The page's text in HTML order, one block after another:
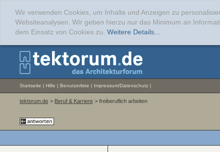
Wir verwenden Cookies, um Inhalte und Anzeigen zu
Websiteanalysen. Wir geben hierzu nur das Minimum an
dem Einsatz von Cookies zu. Weitere Details...
Startseite | Hilfe | Benutzerliste | Impressum/Datenschutz |
tektorum.de > Beruf & Karriere > freiberuflich arbeiten